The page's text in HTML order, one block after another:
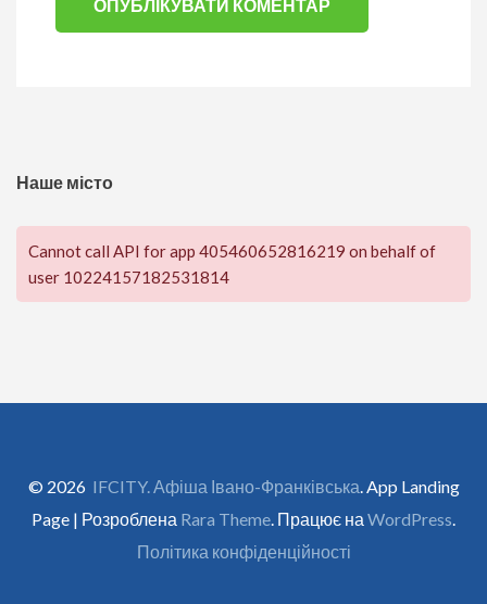
Наше місто
Cannot call API for app 405460652816219 on behalf of
user 10224157182531814
© 2026 IFCITY. Афіша Івано-Франківська . App Landing
Page | Розроблена Rara Theme . Працює на WordPress
Політика конфіденційності